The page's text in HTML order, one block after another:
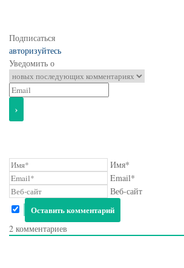
Подписаться
авторизуйтесь
Уведомить о
Имя*
Email*
Веб-сайт
2 комментариев